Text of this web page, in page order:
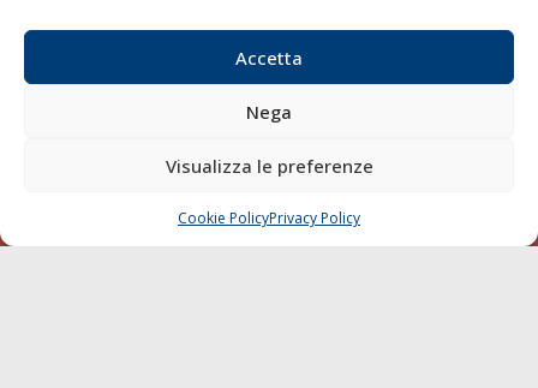
Accetta
Nega
Visualizza le preferenze
Cookie PolicyPrivacy Policy
Compagnie di Navigazione
Blue economy
Diporto
Contatti
CHIAMA SCRIVI